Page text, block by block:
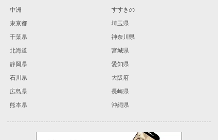
中洲
すすきの
東京都
埼玉県
千葉県
神奈川県
北海道
宮城県
静岡県
愛知県
石川県
大阪府
広島県
長崎県
熊本県
沖縄県